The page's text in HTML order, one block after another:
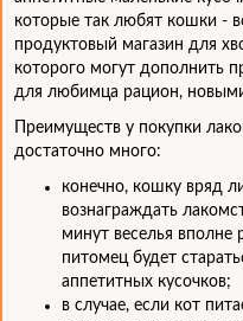
которые так любят кошки -
продуктовый магазин для
которого могут дополнить
для любимца рацион,
Преимуществ у покупки
достаточно много:
конечно, кошку вряд
вознаграждать
минут веселья
питомец будет
аппетитных кусочков;
в случае, если кот